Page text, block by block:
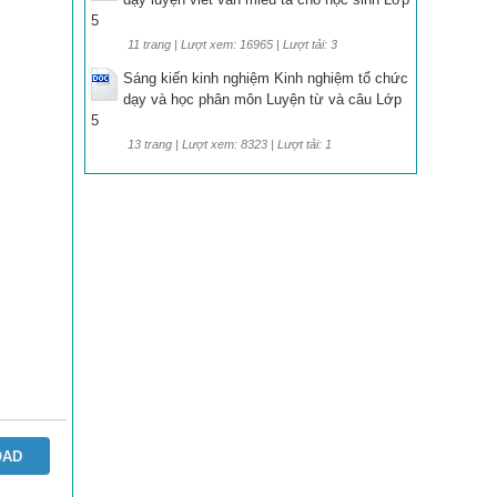
5
11 trang | Lượt xem: 16965 | Lượt tải: 3
Sáng kiến kinh nghiệm Kinh nghiệm tổ chức
dạy và học phân môn Luyện từ và câu Lớp
5
13 trang | Lượt xem: 8323 | Lượt tải: 1